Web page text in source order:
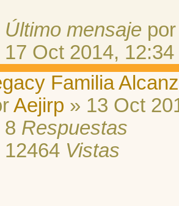
Último mensaje
17 Oct 2014, 12:34
Familia
Aejirp » 13 Oct
8 Respuestas
12464 Vistas